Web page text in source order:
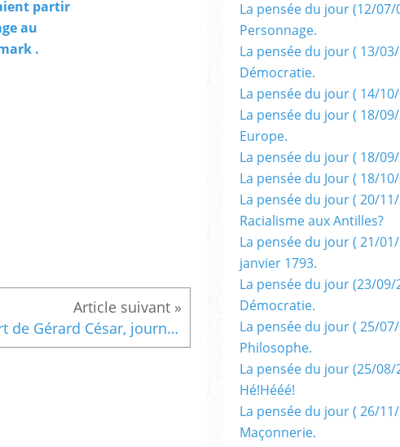
partir
au
.
Mort de Gérard César, journaliste et ami .
La pensée du jour (12/07/
Personnage.
La pensée du jour ( 13/
Démocratie.
La pensée du jour ( 14/
La pensée du jour ( 18/
Europe.
La pensée du jour ( 18/
La pensée du Jour ( 18/
La pensée du jour ( 20/
Racialisme aux Antilles?
La pensée du jour ( 21/01/
janvier 1793.
La pensée du jour (23/09/
Démocratie.
La pensée du jour ( 25/
Philosophe.
La pensée du jour (25/08/
Hé!Hééé!
La pensée du jour ( 26/
Maçonnerie.